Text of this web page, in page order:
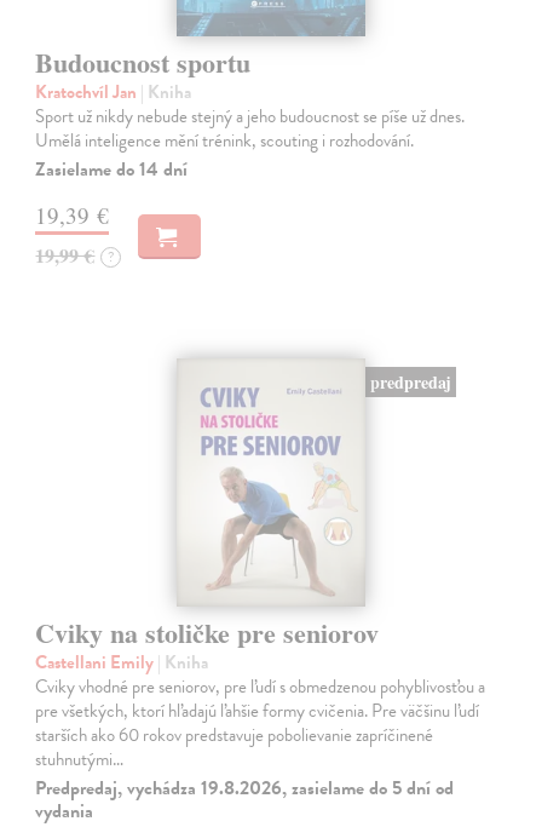
Budoucnost sportu
Kratochvíl Jan | Kniha
Sport už nikdy nebude stejný a jeho budoucnost se píše už dnes.
Umělá inteligence mění trénink, scouting i rozhodování.
Zasielame do 14 dní
19,39 €
19,99 € ?
predpredaj
Cviky na stoličke pre seniorov
Castellani Emily| Kniha
Cviky vhodné pre seniorov, pre ľudí s obmedzenou pohyblivosťou a
pre všetkých, ktorí hľadajú ľahšie formy cvičenia. Pre väčšinu ľudí
starších ako 60 rokov predstavuje pobolievanie zapríčinené
stuhnutými…
Predpredaj, vychádza 19.8.2026, zasielame do 5 dní od
vydania